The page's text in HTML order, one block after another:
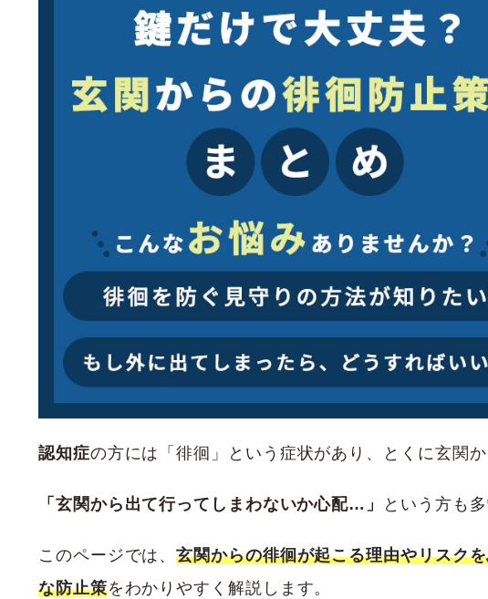
認知症の方には「徘徊」という症状があり、とくに玄関
「玄関から出て行ってしまわないか心配…」 という方も
このページでは、玄関からの徘徊が起こる理由やリスク
な防止策をわかりやすく解説します。